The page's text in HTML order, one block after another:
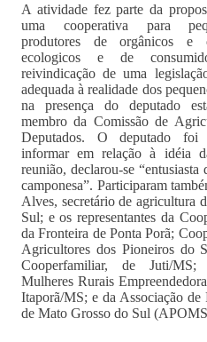
A atividade fez parte da
uma cooperativa para
produtores de orgânicos e
ecologicos e de
reivindicação de uma
adequada à realidade dos
na presença do deputado
membro da Comissão de
Deputados. O deputado foi
informar em relação à idéia
reunião, declarou-se
camponesa”. Participaram
Alves, secretário de agricultura
Sul; e os representantes da
da Fronteira de Ponta Porã;
Agricultores dos Pioneiros do
Cooperfamiliar, de Juti/
Mulheres Rurais
Itaporã/MS; e da Associação de
de Mato Grosso do Sul